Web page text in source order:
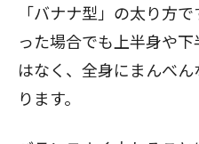
「バナナ型」の太り方
った場合でも上半身や
はなく、全身にまんべ
ります。